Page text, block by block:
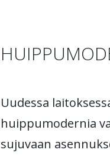
Uudessa
huippumodernia
sujuvaan